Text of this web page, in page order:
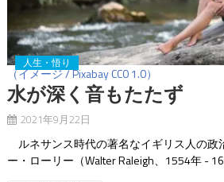
（イメージ / Pixabay CC0 1.0）
人生・悟り
水が深く音もたたず
2021年9月22日
ルネサンス時代の著名なイギリス人の政
ー・ローリー（Walter Raleigh、1554年 -